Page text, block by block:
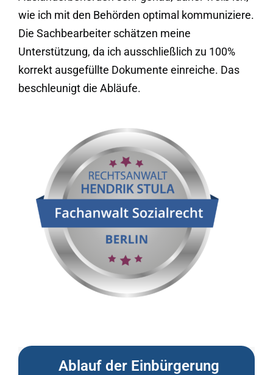
wie ich mit den Behörden optimal kommuniziere.
Die Sachbearbeiter schätzen meine
Unterstützung, da ich ausschließlich zu 100%
korrekt ausgefüllte Dokumente einreiche. Das
beschleunigt die Abläufe.
Ablauf der Einbürgerung